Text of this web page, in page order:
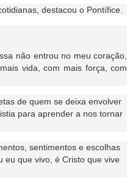
destacou o Pontífice.
não entrou no meu coração,
vida, com mais força, com
de quem se deixa envolver
para aprender a nos tornar
sentimentos e escolhas
eu que vivo, é Cristo que vive